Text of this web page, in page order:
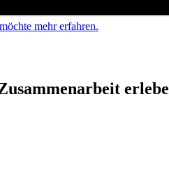
mehr erfahren.